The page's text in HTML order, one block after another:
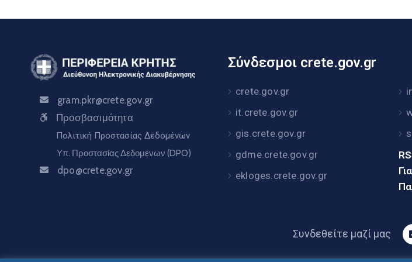
gram.pkr@crete.gov.gr
Προσβασιμότητα
Πολιτική Προστασίας Δεδομένων
Υπ. Προστασίας Δεδομένων (DPO)
dpo@crete.gov.gr
Σύνδεσμοι crete.gov.gr
crete.gov.gr
it.crete.gov.gr
gis.crete.gov.gr
gdme.crete.gov.gr
ekloges.crete.gov.gr
Συνδεθείτε μαζί μας